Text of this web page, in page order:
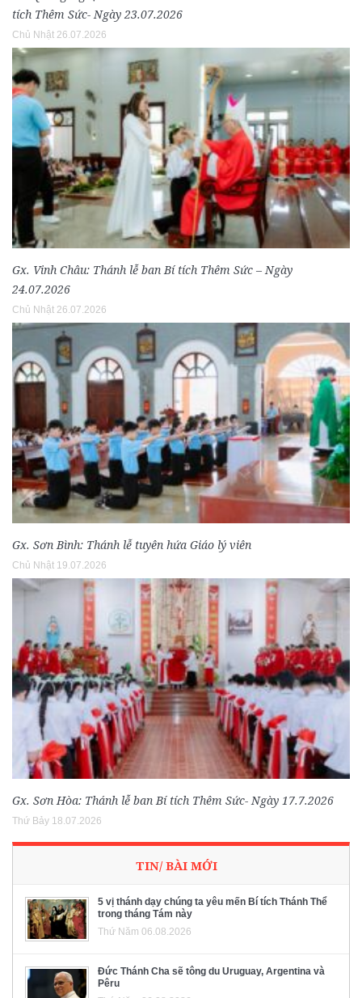
tích Thêm Sức- Ngày 23.07.2026
Chủ Nhật 26.07.2026
Gx. Vinh Châu: Thánh lễ ban Bí tích Thêm Sức – Ngày
24.07.2026
Chủ Nhật 26.07.2026
Gx. Sơn Bình: Thánh lễ tuyên hứa Giáo lý viên
Chủ Nhật 19.07.2026
Gx. Sơn Hòa: Thánh lễ ban Bí tích Thêm Sức- Ngày 17.7.2026
Thứ Bảy 18.07.2026
TIN/ BÀI MỚI
5 vị thánh dạy chúng ta yêu mến Bí tích Thánh Thể
trong tháng Tám này
Thứ Năm 06.08.2026
Đức Thánh Cha sẽ tông du Uruguay, Argentina và
Pêru